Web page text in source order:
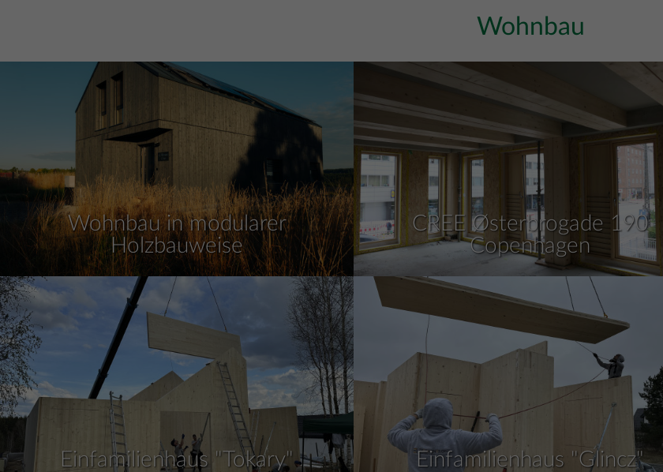
Wohnbau
Wohnbau in modularer
Holzbauweise
CREE Østerbrogade 190
Copenhagen
Einfamilienhaus "Tokary" Einfamilienhaus "Glincz"